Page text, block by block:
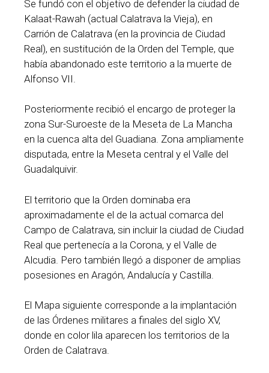
Se fundó con el objetivo de defender la ciudad de
Kalaat-Rawah (actual Calatrava la Vieja), en
Carrión de Calatrava (en la provincia de Ciudad
Real), en sustitución de la Orden del Temple, que
había abandonado este territorio a la muerte de
Alfonso VII.
Posteriormente recibió el encargo de proteger la
zona Sur-Suroeste de la Meseta de La Mancha
en la cuenca alta del Guadiana. Zona ampliamente
disputada, entre la Meseta central y el Valle del
Guadalquivir.
El territorio que la Orden dominaba era
aproximadamente el de la actual comarca del
Campo de Calatrava, sin incluir la ciudad de Ciudad
Real que pertenecía a la Corona, y el Valle de
Alcudia. Pero también llegó a disponer de amplias
posesiones en Aragón, Andalucía y Castilla.
El Mapa siguiente corresponde a la implantación
de las Órdenes militares a finales del siglo XV,
donde en color lila aparecen los territorios de la
Orden de Calatrava.